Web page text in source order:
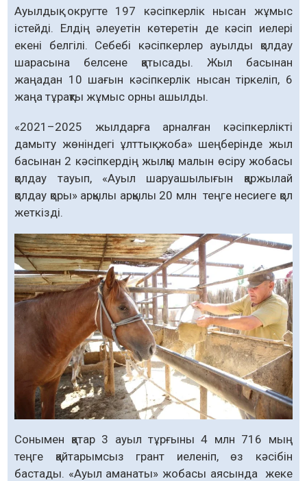
Ауылдық округте 197 кәсіпкерлік нысан жұмыс
істейді. Елдің әлеуетін көтеретін де кәсіп иелері
екені белгілі. Себебі кәсіпкерлер ауылды қолдау
шарасына белсене қатысады. Жыл басынан
жаңадан 10 шағын кәсіпкерлік нысан тіркеліп, 6
жаңа тұрақты жұмыс орны ашылды.
«2021–2025 жылдарға арналған кәсіпкерлікті
дамыту жөнін­дегі ұлттық жоба» шеңберінде жыл
басынан 2 кәсіпкердің жылқы малын өсіру жобасы
қолдау тауып, «Ауыл шаруашылығын қаржылай
қолдау қоры» арқылы арқылы 20 млн теңге несиеге қол
жеткізді.
Сонымен қатар 3 ауыл тұрғыны 4 млн 716 мың
теңге қайтарымсыз грант иеленіп, өз кәсібін
бастады. «Ауыл аманаты» жо­басы аясында жеке